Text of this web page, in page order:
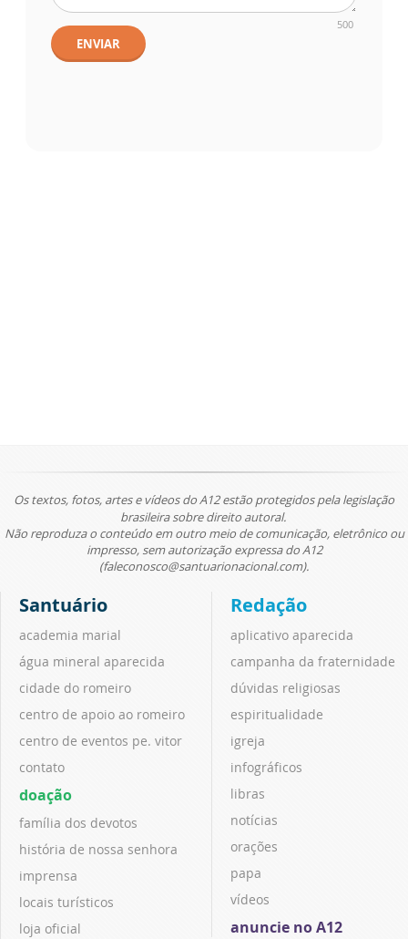
500
ENVIAR
Os textos, fotos, artes e vídeos do A12 estão protegidos pela legislação
brasileira sobre direito autoral.
Não reproduza o conteúdo em outro meio de comunicação, eletrônico ou
impresso, sem autorização expressa do A12
(faleconosco@santuarionacional.com).
Santuário
academia marial
água mineral aparecida
cidade do romeiro
centro de apoio ao romeiro
centro de eventos pe. vitor
contato
doação
família dos devotos
história de nossa senhora
imprensa
locais turísticos
loja oficial
Redação
aplicativo aparecida
campanha da fraternidade
dúvidas religiosas
espiritualidade
igreja
infográficos
libras
notícias
orações
papa
vídeos
anuncie no A12